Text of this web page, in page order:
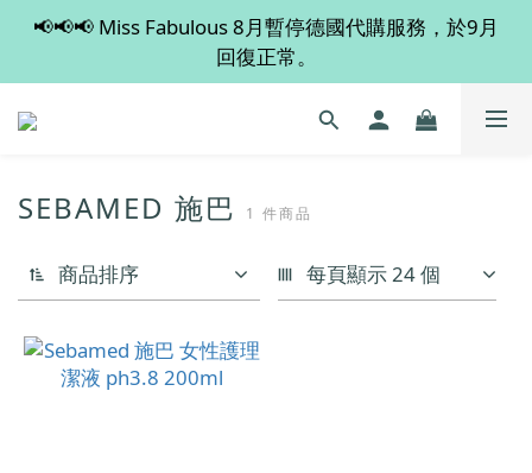
💡 全店滿 $600 免運費，買多件更抵！
📢📢📢 Miss Fabulous 8月暫停德國代購服務，於9月
回復正常。
💡 全店滿 $600 免運費，買多件更抵！
SEBAMED 施巴 1 件商品
商品排序 每頁顯示 24 個